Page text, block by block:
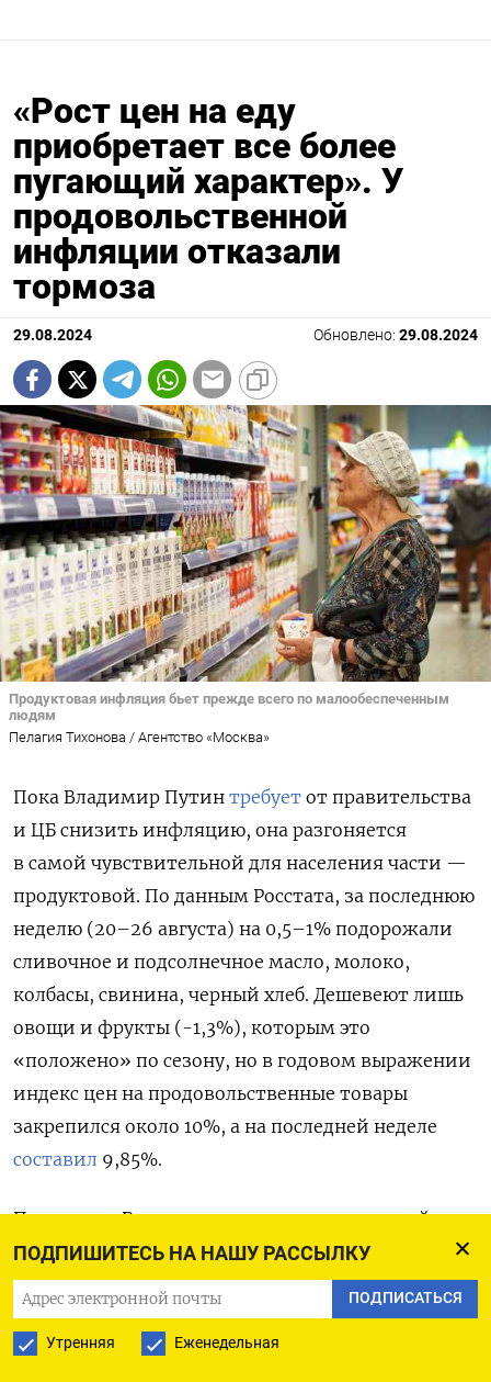
ПОДПИШИТЕСЬ НА НАШУ РАССЫЛКУ
ПОДПИСАТЬСЯ
Утренняя Еженедельная
«Рост цен на еду
приобретает все более
пугающий характер». У
продовольственной
инфляции отказали
тормоза
29.08.2024 Обновлено: 29.08.2024
Продуктовая инфляция бьет прежде всего по малообеспеченным
людям
Пелагия Тихонова / Агентство «Москва»
Пока Владимир Путин требует от правительства
и ЦБ снизить инфляцию, она разгоняется
в самой чувствительной для населения части —
продуктовой. По данным Росстата, за последнюю
неделю (20–26 августа) на 0,5–1% подорожали
сливочное и подсолнечное масло, молоко,
колбасы, свинина, черный хлеб. Дешевеют лишь
овощи и фрукты (-1,3%), которым это
«положено» по сезону, но в годовом выражении
индекс цен на продовольственные товары
закрепился около 10%, а на последней неделе
составил 9,85%.
По данным Росстата, на конец июля годовой рост
цен на хлеб и молокоустановилрекорд с января
и февраля 2023 г. — 11,2% и 10,7%
соответственно. С начала августа их стоимость
выросла еще на 1,2% и 1,3%.